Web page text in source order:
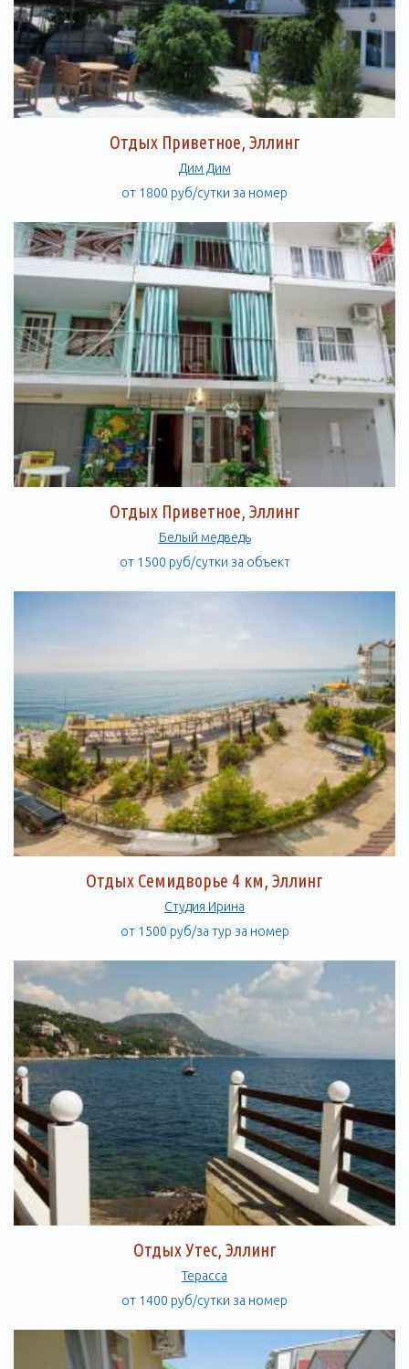
Отдых Приветное, Эллинг
Дим Дим
от 1800 руб/сутки за номер
Отдых Приветное, Эллинг
Белый медведь
от 1500 руб/сутки за объект
Отдых Семидворье 4 км, Эллинг
Студия Ирина
от 1500 руб/за тур за номер
Отдых Утес, Эллинг
Терасса
от 1400 руб/сутки за номер